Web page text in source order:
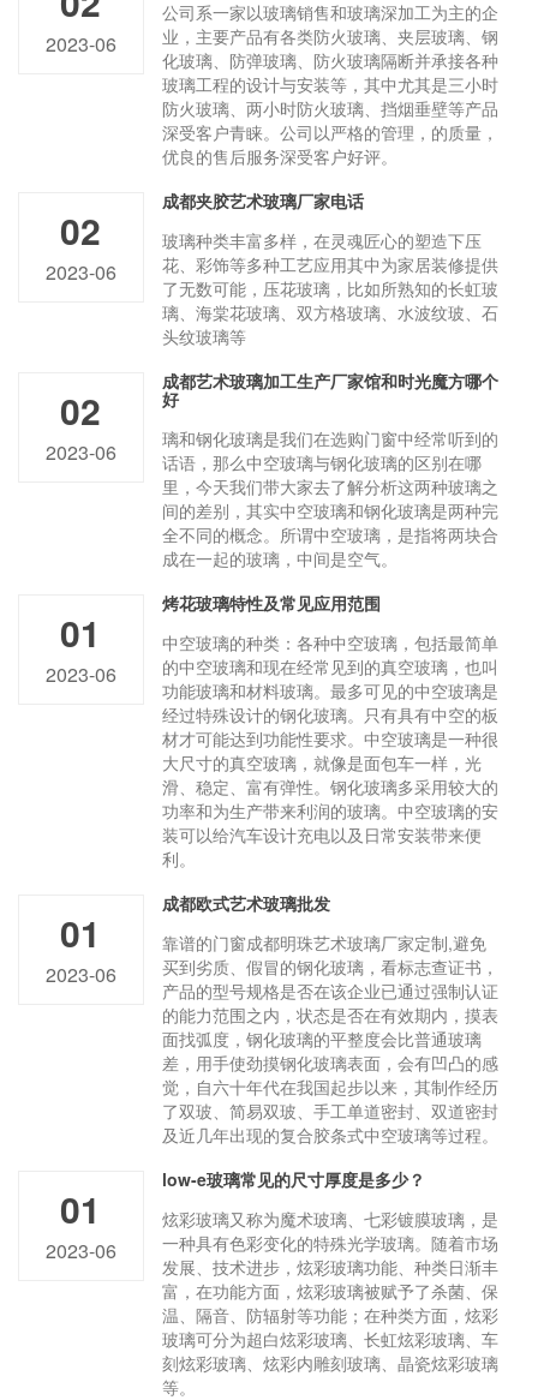
2023-06
公司系一家以玻璃销售和玻璃深加工为主的企
业，主要产品有各类防火玻璃、夹层玻璃、钢
化玻璃、防弹玻璃、防火玻璃隔断并承接各种
玻璃工程的设计与安装等，其中尤其是三小时
防火玻璃、两小时防火玻璃、挡烟垂壁等产品
深受客户青睐。公司以严格的管理，的质量，
优良的售后服务深受客户好评。
02
2023-06
成都夹胶艺术玻璃厂家电话
玻璃种类丰富多样，在灵魂匠心的塑造下压
花、彩饰等多种工艺应用其中为家居装修提供
了无数可能，压花玻璃，比如所熟知的长虹玻
璃、海棠花玻璃、双方格玻璃、水波纹玻、石
头纹玻璃等
02
2023-06
成都艺术玻璃加工生产厂家馆和时光魔方哪个
好
璃和钢化玻璃是我们在选购门窗中经常听到的
话语，那么中空玻璃与钢化玻璃的区别在哪
里，今天我们带大家去了解分析这两种玻璃之
间的差别，其实中空玻璃和钢化玻璃是两种完
全不同的概念。所谓中空玻璃，是指将两块合
成在一起的玻璃，中间是空气。
01
2023-06
烤花玻璃特性及常见应用范围
中空玻璃的种类：各种中空玻璃，包括最简单
的中空玻璃和现在经常见到的真空玻璃，也叫
功能玻璃和材料玻璃。最多可见的中空玻璃是
经过特殊设计的钢化玻璃。只有具有中空的板
材才可能达到功能性要求。中空玻璃是一种很
大尺寸的真空玻璃，就像是面包车一样，光
滑、稳定、富有弹性。钢化玻璃多采用较大的
功率和为生产带来利润的玻璃。中空玻璃的安
装可以给汽车设计充电以及日常安装带来便
利。
01
2023-06
成都欧式艺术玻璃批发
靠谱的门窗成都明珠艺术玻璃厂家定制,避免
买到劣质、假冒的钢化玻璃，看标志查证书，
产品的型号规格是否在该企业已通过强制认证
的能力范围之内，状态是否在有效期内，摸表
面找弧度，钢化玻璃的平整度会比普通玻璃
差，用手使劲摸钢化玻璃表面，会有凹凸的感
觉，自六十年代在我国起步以来，其制作经历
了双玻、简易双玻、手工单道密封、双道密封
及近几年出现的复合胶条式中空玻璃等过程。
01
2023-06
low-e玻璃常见的尺寸厚度是多少？
炫彩玻璃又称为魔术玻璃、七彩镀膜玻璃，是
一种具有色彩变化的特殊光学玻璃。随着市场
发展、技术进步，炫彩玻璃功能、种类日渐丰
富，在功能方面，炫彩玻璃被赋予了杀菌、保
温、隔音、防辐射等功能；在种类方面，炫彩
玻璃可分为超白炫彩玻璃、长虹炫彩玻璃、车
刻炫彩玻璃、炫彩内雕刻玻璃、晶瓷炫彩玻璃
等。